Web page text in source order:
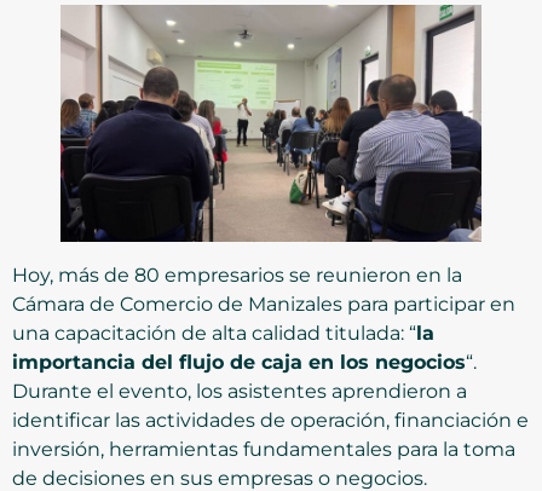
Hoy, más de 80 empresarios se reunieron en la
Cámara de Comercio de Manizales para participar en
una capacitación de alta calidad titulada: “la
importancia del flujo de caja en los negocios“.
Durante el evento, los asistentes aprendieron a
identificar las actividades de operación, financiación e
inversión, herramientas fundamentales para la toma
de decisiones en sus empresas o negocios.